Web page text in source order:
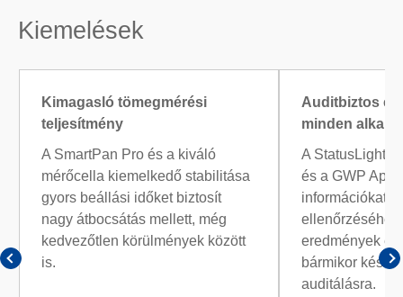
Kiemelések
Kimagasló tömegmérési
teljesítmény
A SmartPan Pro és a kiváló
mérőcella kiemelkedő stabilitása
gyors beállási időket biztosít
nagy átbocsátás mellett, még
kedvezőtlen körülmények között
is.
Auditbiztos
minden
A
és a GWP
információkat
eredmények
bármikor
auditálásra.